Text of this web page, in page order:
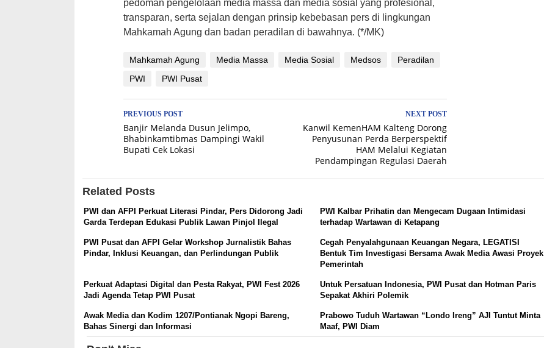
pedoman pengelolaan media massa dan media sosial yang profesional,
transparan, serta sejalan dengan prinsip kebebasan pers di lingkungan
Mahkamah Agung dan badan peradilan di bawahnya. (*/MK)
Mahkamah Agung Media Massa Media Sosial Medsos
Peradilan
PWI
PWI Pusat
Post
navigation
PREVIOUS POST
Banjir Melanda Dusun Jelimpo,
Bhabinkamtibmas Dampingi Wakil
Bupati Cek Lokasi
NEXT POST
Kanwil KemenHAM Kalteng Dorong
Penyusunan Perda Berperspektif
HAM Melalui Kegiatan
Pendampingan Regulasi Daerah
Related Posts
PWI dan AFPI Perkuat Literasi Pindar, Pers Didorong Jadi
Garda Terdepan Edukasi Publik Lawan Pinjol Ilegal
PWI Kalbar Prihatin dan Mengecam Dugaan Intimidasi
terhadap Wartawan di Ketapang
PWI Pusat dan AFPI Gelar Workshop Jurnalistik Bahas
Pindar, Inklusi Keuangan, dan Perlindungan Publik
Cegah Penyalahgunaan Keuangan Negara, LEGATISI
Bentuk Tim Investigasi Bersama Awak Media Awasi Proyek
Pemerintah
Perkuat Adaptasi Digital dan Pesta Rakyat, PWI Fest 2026
Jadi Agenda Tetap PWI Pusat
Untuk Persatuan Indonesia, PWI Pusat dan Hotman Paris
Sepakat Akhiri Polemik
Awak Media dan Kodim 1207/Pontianak Ngopi Bareng,
Bahas Sinergi dan Informasi
Prabowo Tuduh Wartawan “Londo Ireng” AJI Tuntut Minta
Maaf, PWI Diam